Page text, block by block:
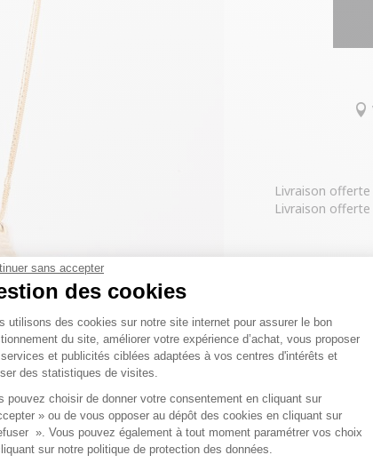
sans accepter
des cookies
de Gestion du
utilisons des cookies sur notre site internet pour assurer le bon
du site, améliorer votre expérience d’achat, vous proposer
et publicités ciblées adaptées à vos centres d'intérêts et
des statistiques de visites.
pouvez choisir de donner votre consentement en cliquant sur
» ou de vous opposer au dépôt des cookies en cliquant sur
». Vous pouvez également à tout moment paramétrer vos choix
sur notre politique de protection des données.
pour zoomer
Livraison offerte
Livraison
Tissu
LAITON, 1%
Composition
LIVRAISON
NOS
Livraison
Qualités et